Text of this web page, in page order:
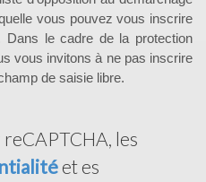
vous pouvez vous inscrire
Dans le cadre de la protection
vous invitons à ne pas inscrire
de saisie libre.
les
et es